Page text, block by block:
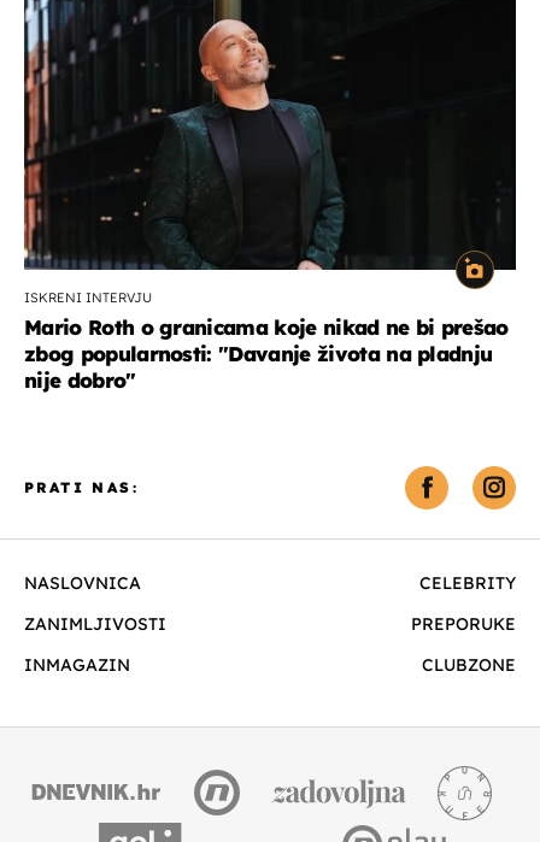
ISKRENI INTERVJU
Mario Roth o granicama koje nikad ne bi prešao
zbog popularnosti: "Davanje života na pladnju
nije dobro"
NASLOVNICA
CELEBRITY
ZANIMLJIVOSTI
PREPORUKE
INMAGAZIN
CLUBZONE
PRATI NAS: